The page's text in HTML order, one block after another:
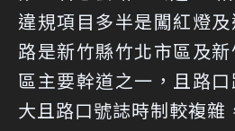
違規項目多半是闖紅燈
路是新竹縣竹北市區及
區主要幹道之一，且路
大且路口號誌時制較複雜